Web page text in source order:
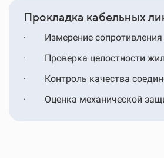
Прокладка кабельных
·
Измерение
·
Проверка целостности жил
·
Контроль качества
·
Оценка механической